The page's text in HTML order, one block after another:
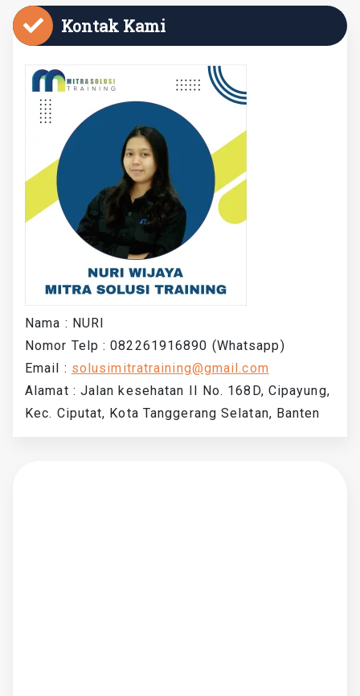
Kontak Kami
Nama : NURI
Nomor Telp : 082261916890 (Whatsapp)
Email : solusimitratraining@gmail.com
Alamat : Jalan kesehatan II No. 168D, Cipayung,
Kec. Ciputat, Kota Tanggerang Selatan, Banten